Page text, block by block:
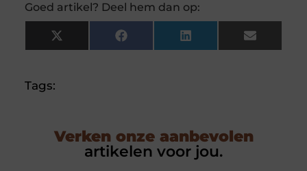
Goed artikel? Deel hem dan op:
X
(Twitter)
Facebook LinkedIn Email
Tags:
Verken onze aanbevolen
artikelen voor jou.